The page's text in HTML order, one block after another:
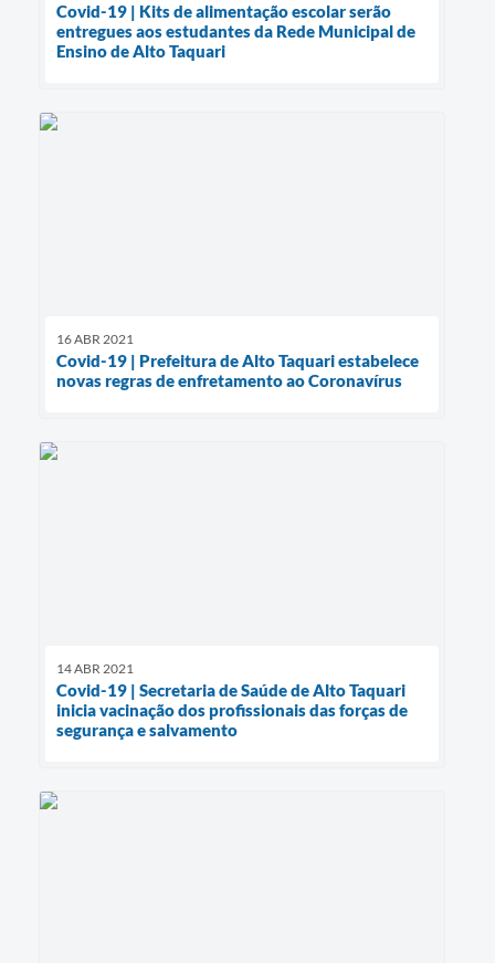
Covid-19 | Kits de alimentação escolar serão
entregues aos estudantes da Rede Municipal de
Ensino de Alto Taquari
16 ABR 2021
Covid-19 | Prefeitura de Alto Taquari estabelece
novas regras de enfretamento ao Coronavírus
14 ABR 2021
Covid-19 | Secretaria de Saúde de Alto Taquari
inicia vacinação dos profissionais das forças de
segurança e salvamento